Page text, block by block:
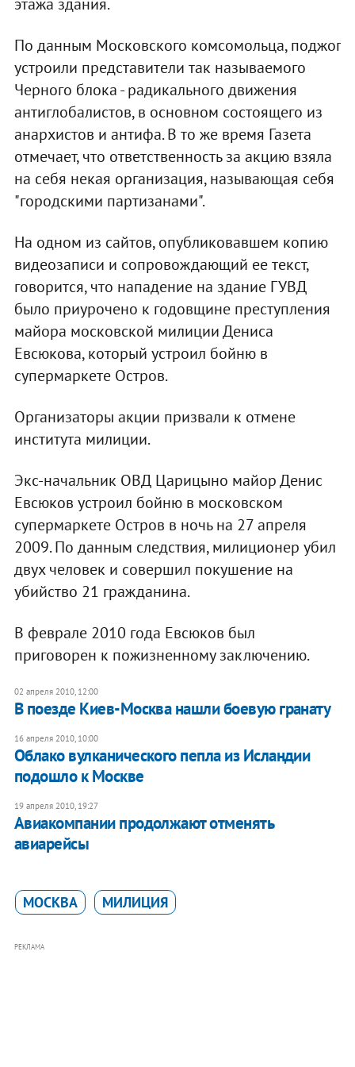
По данным Московского комсомольца, поджог
устроили представители так называемого
Черного блока - радикального движения
антиглобалистов, в основном состоящего из
анархистов и антифа. В то же время Газета
отмечает, что ответственность за акцию взяла
на себя некая организация, называющая себя
"городскими партизанами".
На одном из сайтов, опубликовавшем копию
видеозаписи и сопровождающий ее текст,
говорится, что нападение на здание ГУВД
было приурочено к годовщине преступления
майора московской милиции Дениса
Евсюкова, который устроил бойню в
супермаркете Остров.
Организаторы акции призвали к отмене
института милиции.
Экс-начальник ОВД Царицыно майор Денис
Евсюков устроил бойню в московском
супермаркете Остров в ночь на 27 апреля
2009. По данным следствия, милиционер убил
двух человек и совершил покушение на
убийство 21 гражданина.
В феврале 2010 года Евсюков был
приговорен к пожизненному заключению.
02 апреля 2010, 12:00
В поезде Киев-Москва нашли боевую гранату
16 апреля 2010, 10:00
Облако вулканического пепла из Исландии
подошло к Москве
19 апреля 2010, 19:27
Авиакомпании продолжают отменять
авиарейсы
МОСКВА МИЛИЦИЯ
РЕКЛАМА